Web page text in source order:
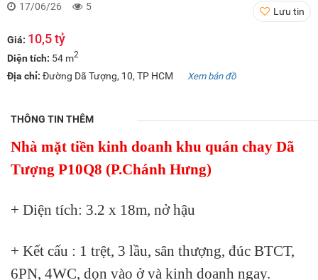
17/06/26 5 Lưu tin
Giá: 10,5 tỷ
Diện tích: 54 m2
Địa chỉ: Đường Dã Tượng, 10, TP HCM Xem bản đồ
THÔNG TIN THÊM
Nhà mặt tiền kinh doanh khu quán chay Dã
Tượng P10Q8 (P.Chánh Hưng)
+ Diện tích: 3.2 x 18m, nở hậu
+ Kết cấu : 1 trệt, 3 lầu, sân thượng, đúc BTCT,
6PN, 4WC, dọn vào ở và kinh doanh ngay.